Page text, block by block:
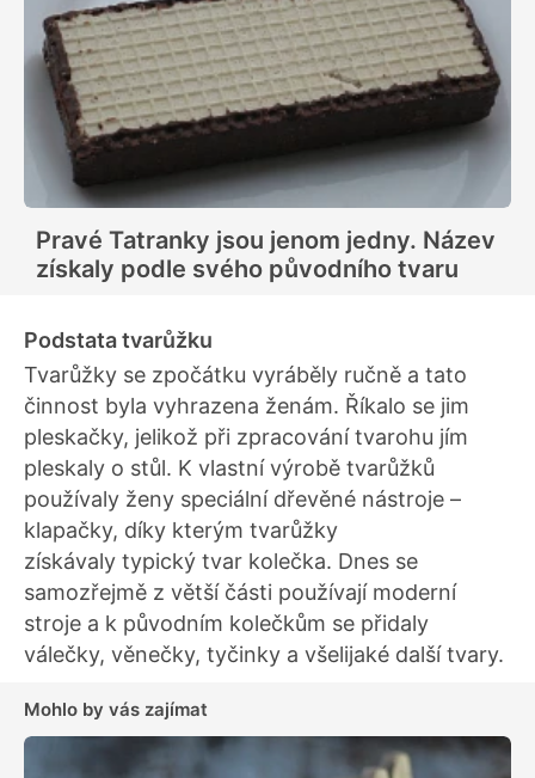
Pravé Tatranky jsou jenom jedny. Název
získaly podle svého původního tvaru
Podstata tvarůžku
Tvarůžky se zpočátku vyráběly ručně a tato
činnost byla vyhrazena ženám. Říkalo se jim
pleskačky, jelikož při zpracování tvarohu jím
pleskaly o stůl. K vlastní výrobě tvarůžků
používaly ženy speciální dřevěné nástroje –
klapačky, díky kterým tvarůžky
získávaly typický tvar kolečka. Dnes se
samozřejmě z větší části používají moderní
stroje a k původním kolečkům se přidaly
válečky, věnečky, tyčinky a všelijaké další tvary.
Mohlo by vás zajímat